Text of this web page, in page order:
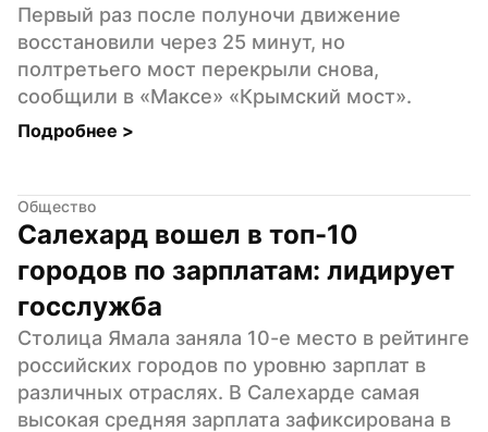
Первый раз после полуночи движение
восстановили через 25 минут, но
полтретьего мост перекрыли снова,
сообщили в «Максе» «Крымский мост».
Подробнее >
Общество
Салехард вошел в топ-10
городов по зарплатам: лидирует
госслужба
Столица Ямала заняла 10-е место в рейтинге
российских городов по уровню зарплат в
различных отраслях. В Салехарде самая
высокая средняя зарплата зафиксирована в